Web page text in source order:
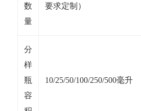
数
量
要求定制）
分
样
瓶
容
10/25/50/100/250/500毫升